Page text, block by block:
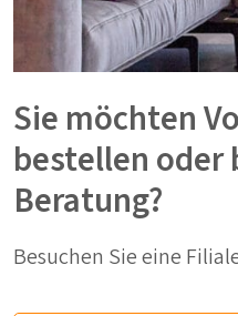
Sie möchten
bestellen oder
Beratung?
Besuchen Sie eine